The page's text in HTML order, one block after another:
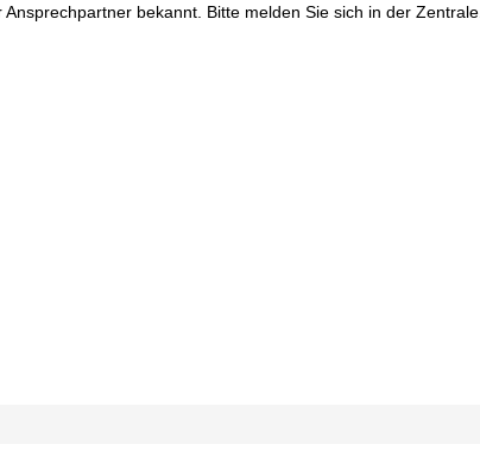
bekannt. Bitte melden Sie sich in der Zentrale.